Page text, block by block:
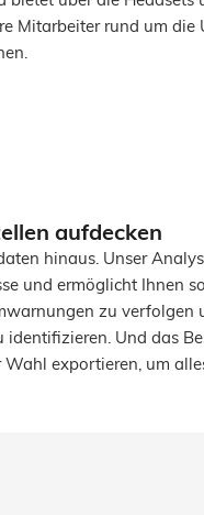
Mitarbeiter rund um die
aufdecken
hinaus. Unser
und ermöglicht Ihnen
zu verfolgen
Und das
Wahl exportieren, um